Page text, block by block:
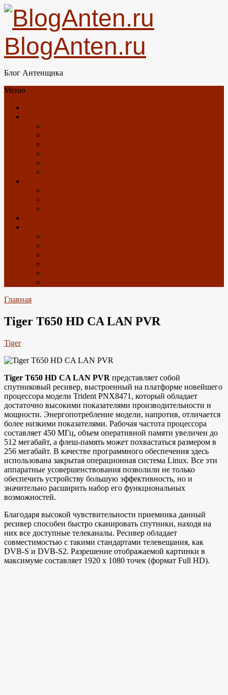
BlogAnten.ru
Блог Антенщика
Меню
Главная
Tiger T650 HD CA LAN PVR
Tiger
Tiger T650 HD CA LAN PVR представляет собой
спутниковый ресивер, выстроенный на платформе новейшего
процессора модели Trident PNX8471, который обладает
достаточно высокими показателями производительности и
мощности. Энергопотребление модели, напротив, отличается
более низкими показателями. Рабочая частота процессора
составляет 450 МГц, объем оперативной памяти увеличен до
512 мегабайт, а флеш-память может похвастаться размером в
256 мегабайт. В качестве программного обеспечения здесь
использована закрытая операционная система Linux. Все эти
аппаратные усовершенствования позволили не только
обеспечить устройству большую эффективность, но и
значительно расширить набор его функциональных
возможностей.
Благодаря высокой чувствительности приемника данный
ресивер способен быстро сканировать спутники, находя на
них все доступные телеканалы. Ресивер обладает
совместимостью с такими стандартами телевещания, как
DVB-S и DVB-S2. Разрешение отображаемой картинки в
максимуме составляет 1920 х 1080 точек (формат Full HD).